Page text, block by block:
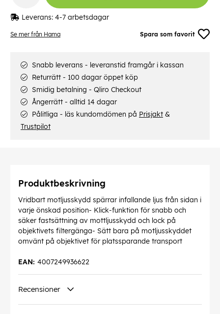
Se mer från Hama Spara som favorit
Leverans: 4-7 arbetsdagar
Snabb leverans - leveranstid framgår i kassan
Returrätt - 100 dagar öppet köp
Smidig betalning - Qliro Checkout
Ångerrätt - alltid 14 dagar
Pålitliga - läs kundomdömen på Prisjakt &
Trustpilot
Produktbeskrivning
Vridbart motljusskydd spärrar infallande ljus från sidan i
varje önskad position- Klick-funktion för snabb och
säker fastsättning av mottljusskydd och lock på
objektivets filtergänga- Sätt bara på motljusskyddet
omvänt på objektivet för platssparande transport
4007249936622
EAN:
Recensioner